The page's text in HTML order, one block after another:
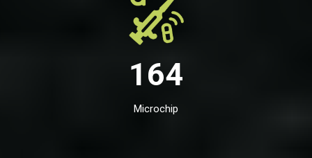
164
Microchip